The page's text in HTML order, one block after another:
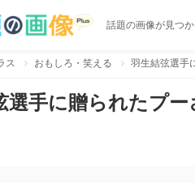
話題の画像が見つか
ス おもしろ・笑える 羽生結弦選手
選手に贈られたプ